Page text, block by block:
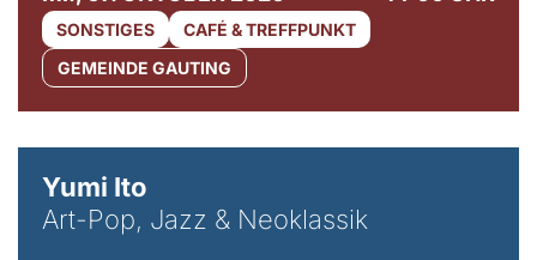
SONSTIGES
CAFÉ & TREFFPUNKT
GEMEINDE GAUTING
Yumi Ito
Art-Pop, Jazz & Neoklassik